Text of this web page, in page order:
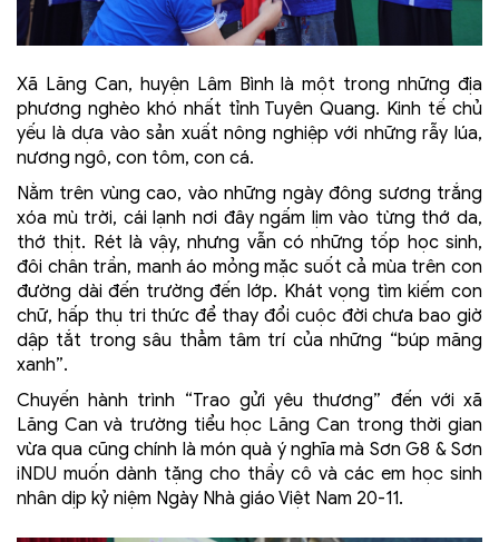
Xã Lăng Can, huyện Lâm Bình là một trong những địa
phương nghèo khó nhất tỉnh Tuyên Quang. Kinh tế chủ
yếu là dựa vào sản xuất nông nghiệp với những rẫy lúa,
nương ngô, con tôm, con cá.
Nằm trên vùng cao, vào những ngày đông sương trắng
xóa mù trời, cái lạnh nơi đây ngấm lịm vào từng thớ da,
thớ thịt. Rét là vậy, nhưng vẫn có những tốp học sinh,
đôi chân trần, manh áo mỏng mặc suốt cả mùa trên con
đường dài đến trường đến lớp. Khát vọng tìm kiếm con
chữ, hấp thụ tri thức để thay đổi cuộc đời chưa bao giờ
dập tắt trong sâu thẳm tâm trí của những “búp măng
xanh”.
Chuyến hành trình “Trao gửi yêu thương” đến với xã
Lăng Can và trường tiểu học Lăng Can trong thời gian
vừa qua cũng chính là món quà ý nghĩa mà Sơn G8 & Sơn
iNDU muốn dành tặng cho thầy cô và các em học sinh
nhân dịp kỷ niệm Ngày Nhà giáo Việt Nam 20-11.